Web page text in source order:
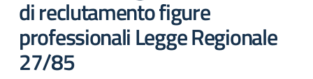
di reclutamento figure
professionali Legge Regionale
27/85